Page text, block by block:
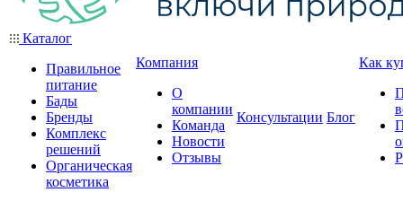
Каталог
Правильное
питание
Бады
Бренды
Комплекс
решений
Органическая
косметика
Компания
О
компании
Команда
Новости
Отзывы
Консультации Блог
Как